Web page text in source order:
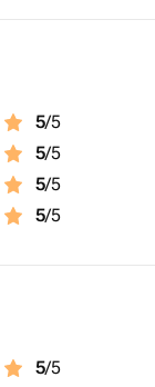
5/5
5/5
5/5
5/5
5/5